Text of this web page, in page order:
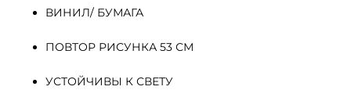
ВИНИЛ/ БУМАГА
ПОВТОР РИСУНКА 53 СМ
УСТОЙЧИВЫ К СВЕТУ